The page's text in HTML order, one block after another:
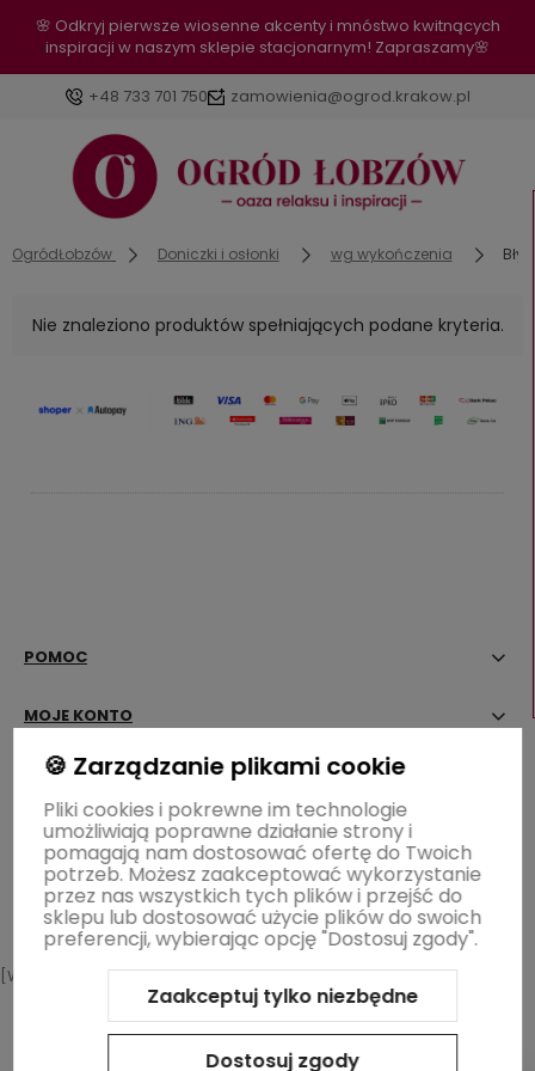
🌸 Odkryj pierwsze wiosenne akcenty i mnóstwo kwitnących
inspiracji w naszym sklepie stacjonarnym! Zapraszamy🌸
+48 733 701 750 zamowienia@ogrod.krakow.pl
OgródŁobzów Doniczki i osłonki wg wykończenia
Nie znaleziono produktów spełniających podane kryteria.
POMOC
MOJE KONTO
PŁATNOŚCI I DOSTAWA
INFORMACJE
OGRÓD ŁOBZÓW
[WIDGET-WZ]
Sklep internetowy Shoper.pl
Szablon Shoper Modern 3.0™
GrowCommerce
🍪 Zarządzanie plikami cookie
Pliki cookies i pokrewne im technologie
umożliwiają poprawne działanie strony i
pomagają nam dostosować ofertę do Twoich
potrzeb. Możesz zaakceptować wykorzystanie
przez nas wszystkich tych plików i przejść do
sklepu lub dostosować użycie plików do swoich
preferencji, wybierając opcję "Dostosuj zgody".
Zaakceptuj tylko niezbędne
Dostosuj zgody